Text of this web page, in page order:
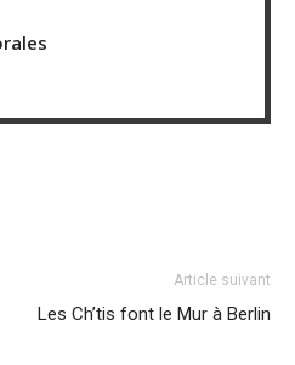
Article suivant
Les Ch’tis font le Mur à Berlin